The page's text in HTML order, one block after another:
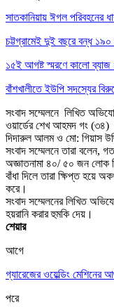
সাতকানিয়ায় ঈগল পরিবহনের
চট্টগ্রামেই দুই বছরে বন্ধ ১৯০
১৫ই আগষ্ট স্মরণে কালো ব্যাজ
বাঁশখালীতে ইউপি সদস্যের
সংবাদ সম্মেলনে লিখিত
ওয়ার্ডের শেখ আহমদ গং (৩৪)
দিদারুল আলম ও মো: গিয়াস
সংবাদ সম্মেলনে তারা বলেন,
অজ্ঞাতনামা ৪০/ ৫০ জন লোক
বাঁধা দিলে তারা ক্ষিপ্ত হয়ে
করে।
সংবাদ সম্মেলনের লিখিত
হয়রানি করার হুমকি দেয়।
শেয়ার
আগে
গ্যারেজের ওয়েল্ডিং
পরে